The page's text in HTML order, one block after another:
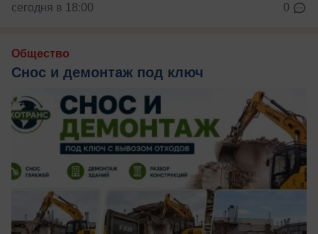
сегодня в 18:00 0
Общество
Снос и демонтаж под ключ